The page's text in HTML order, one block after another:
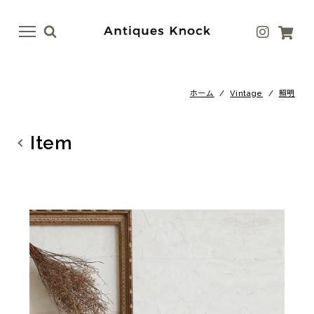
menu
menu
テーブル
照明
その他
ファブリック
ホーム /Vintage / 照明
Item